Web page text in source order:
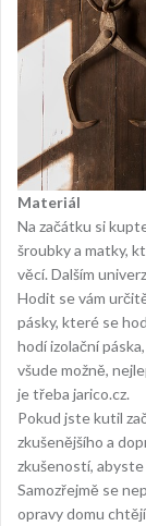
Materiál
Na začátku si
šroubky a matky,
věcí. Dalším
Hodit se vám
pásky, které se
hodí izolační
všude možně,
je třeba jarico.cz.
Pokud jste kutil
zkušenějšího a
zkušeností,
Samozřejmě se
opravy domu